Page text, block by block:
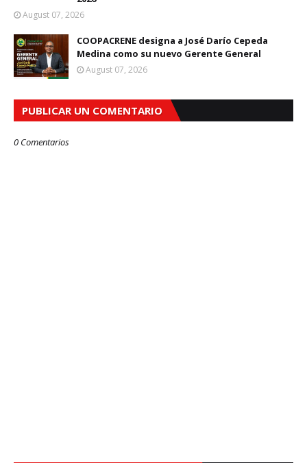
August 07, 2026
COOPACRENE designa a José Darío Cepeda
Medina como su nuevo Gerente General
August 07, 2026
PUBLICAR UN COMENTARIO
0 Comentarios